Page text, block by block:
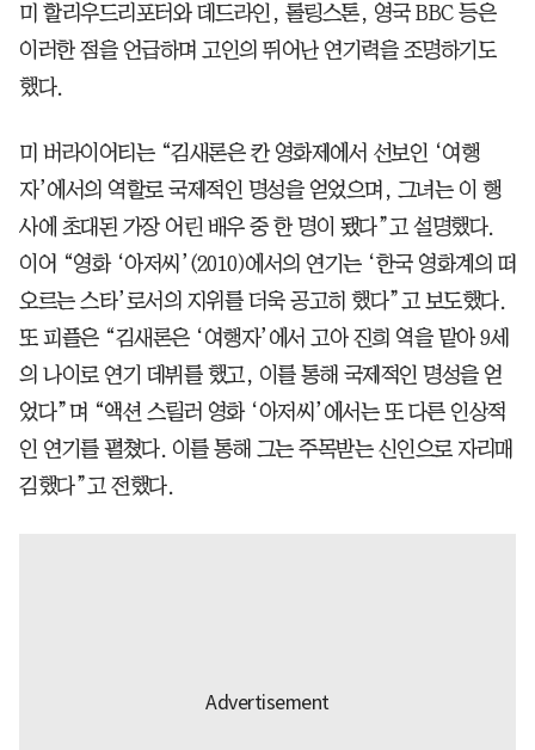
미 할리우드리포터와 데드라인, 롤링스톤, 영국 BBC 등은
이러한 점을 언급하며 고인의 뛰어난 연기력을 조명하기도
했다.
미 버라이어티는 “김새론은 칸 영화제에서 선보인 ‘여행
자’에서의 역할로 국제적인 명성을 얻었으며, 그녀는 이 행
사에 초대된 가장 어린 배우 중 한 명이 됐다”고 설명했다.
이어 “영화 ‘아저씨’(2010)에서의 연기는 ‘한국 영화계의 떠
오르는 스타’로서의 지위를 더욱 공고히 했다”고 보도했다.
또 피플은 “김새론은 ‘여행자’에서 고아 진희 역을 맡아 9세
의 나이로 연기 데뷔를 했고, 이를 통해 국제적인 명성을 얻
었다”며 “액션 스릴러 영화 ‘아저씨’에서는 또 다른 인상적
인 연기를 펼쳤다. 이를 통해 그는 주목받는 신인으로 자리매
김했다”고 전했다.